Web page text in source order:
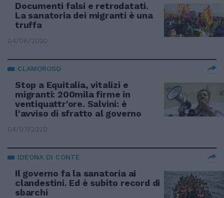
Documenti falsi e retrodatati.
La sanatoria dei migranti è una
truffa
04/08/2020
CLAMOROSO
Stop a Equitalia, vitalizi e
migranti: 200mila firme in
ventiquattr'ore. Salvini: è
l'avviso di sfratto al governo
04/07/2020
IDEONA DI CONTE
Il governo fa la sanatoria ai
clandestini. Ed è subito record di
sbarchi